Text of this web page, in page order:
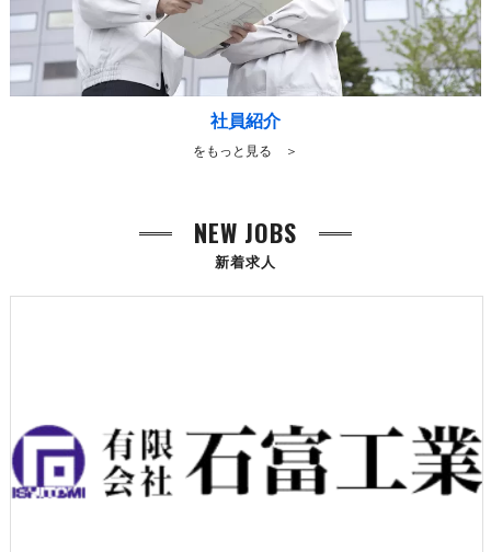
社員紹介
をもっと見る ＞
新着求人
NEW JOBS